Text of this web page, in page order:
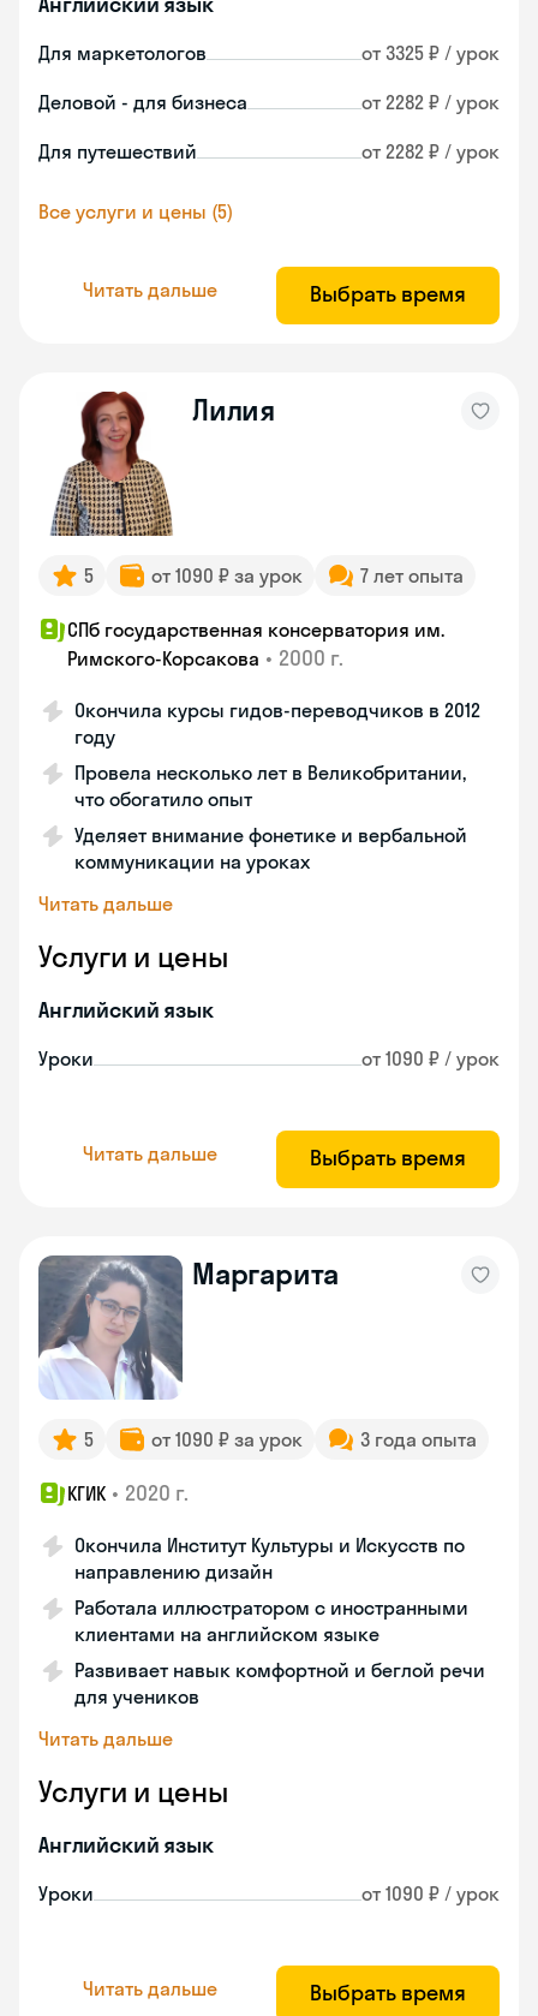
Для маркетологов от 3325 ₽ / урок
Деловой - для бизнеса от 2282 ₽ / урок
Для путешествий от 2282 ₽ / урок
Все услуги и цены (5)
Читать дальше Выбрать время
Лилия
5 от 1090 ₽ за урок 7 лет опыта
СПб государственная консерватория им.
Римского-Корсакова • 2000 г.
Окончила курсы гидов-переводчиков в 2012
году
Провела несколько лет в Великобритании,
что обогатило опыт
Уделяет внимание фонетике и вербальной
коммуникации на уроках
Читать дальше
Услуги и цены
Английский язык
Уроки от 1090 ₽ / урок
Читать дальше Выбрать время
Маргарита
5 от 1090 ₽ за урок 3 года опыта
КГИК • 2020 г.
Окончила Институт Культуры и Искусств по
направлению дизайн
Работала иллюстратором с иностранными
клиентами на английском языке
Развивает навык комфортной и беглой речи
для учеников
Читать дальше
Услуги и цены
Английский язык
Уроки от 1090 ₽ / урок
Читать дальше Выбрать время